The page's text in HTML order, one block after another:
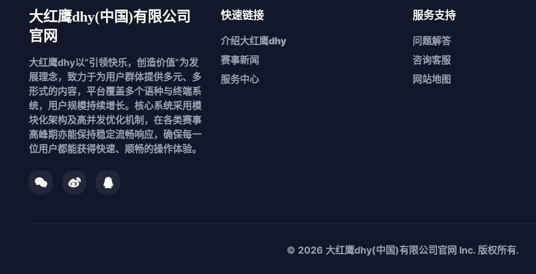
大红鹰dhy(中国)有限公司
官网
大红鹰dhy以“引领快乐，创造价值”为发
展理念，致力于为用户群体提供多元、多
形式的内容，平台覆盖多个语种与终端系
统，用户规模持续增长。核心系统采用模
块化架构及高并发优化机制，在各类赛事
高峰期亦能保持稳定流畅响应，确保每一
位用户都能获得快速、顺畅的操作体验。
快速链接
介绍大红鹰dhy
赛事新闻
服务中心
服务支持
问题解答
咨询客服
网站地图
© 2026 大红鹰dhy(中国)有限公司官网 Inc. 版权所有.